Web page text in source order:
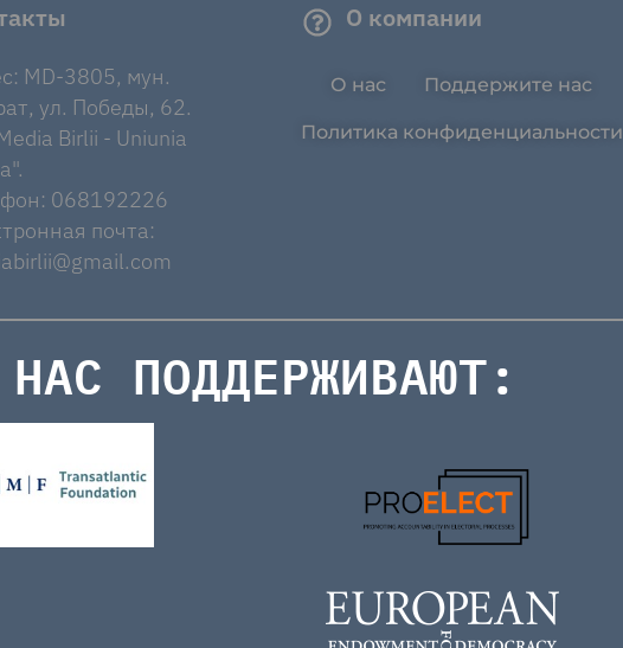
MD-3805, мун.
ул. Победы, 62.
Birlii - Uniunia
068192226
почта:
О компании
О нас Поддержите нас
Политика конфиденциальности
НАС ПОДДЕРЖИВАЮТ: